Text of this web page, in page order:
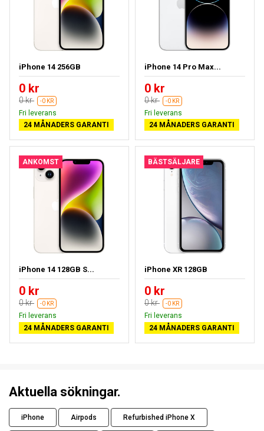
iPhone 14 256GB
0 kr
0 kr -0 KR
Fri leverans
24 MÅNADERS GARANTI
iPhone 14 Pro Max...
0 kr
0 kr -0 KR
Fri leverans
24 MÅNADERS GARANTI
ANKOMST
iPhone 14 128GB S...
0 kr
0 kr -0 KR
Fri leverans
24 MÅNADERS GARANTI
BÄSTSÄLJARE
iPhone XR 128GB
0 kr
0 kr -0 KR
Fri leverans
24 MÅNADERS GARANTI
Aktuella sökningar.
iPhone Airpods Refurbished iPhone X